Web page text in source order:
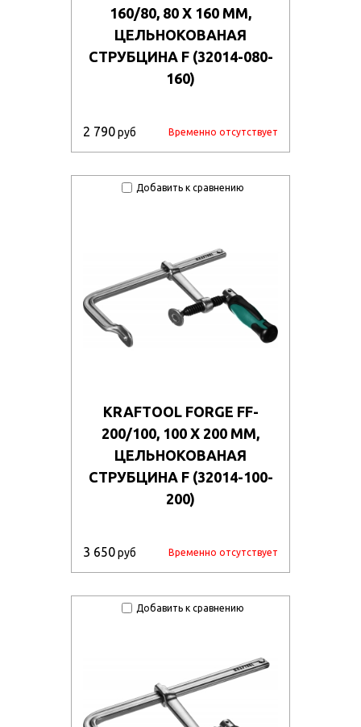
160/80, 80 Х 160 ММ,
ЦЕЛЬНОКОВАНАЯ
СТРУБЦИНА F (32014-080-
160)
2 790руб Временно отсутствует
Добавить к сравнению
KRAFTOOL FORGE FF-
200/100, 100 Х 200 ММ,
ЦЕЛЬНОКОВАНАЯ
СТРУБЦИНА F (32014-100-
200)
3 650руб Временно отсутствует
Добавить к сравнению